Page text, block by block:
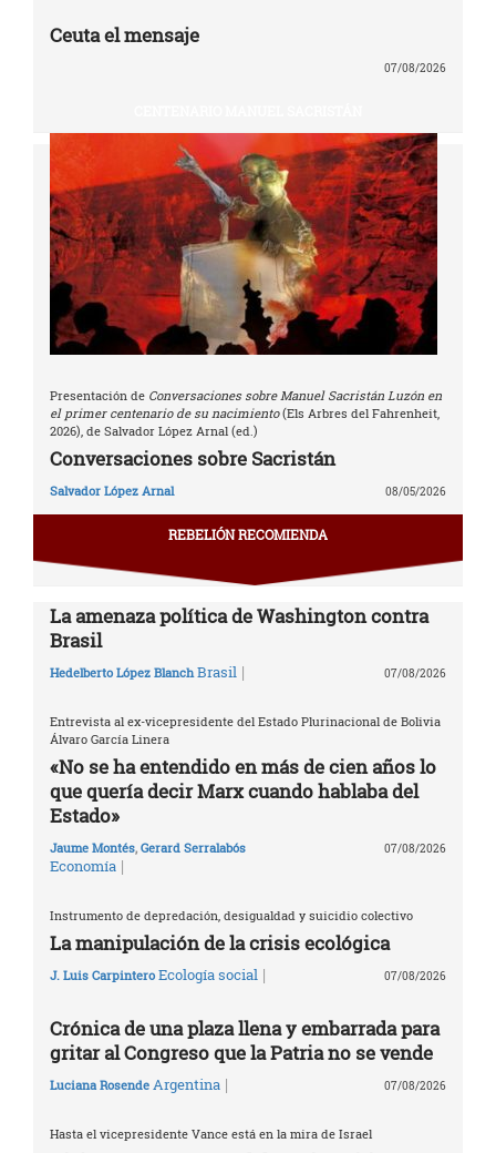
Ceuta el mensaje
07/08/2026
Presentación de Conversaciones sobre Manuel Sacristán Luzón en
el primer centenario de su nacimiento(Els Arbres del Fahrenheit,
2026), de Salvador López Arnal (ed.)
Conversaciones sobre Sacristán
Salvador López Arnal 08/05/2026
REBELIÓN RECOMIENDA
La amenaza política de Washington contra
Brasil
Hedelberto López Blanch Brasil | 07/08/2026
Entrevista al ex-vicepresidente del Estado Plurinacional de Bolivia
Álvaro García Linera
«No se ha entendido en más de cien años lo
que quería decir Marx cuando hablaba del
Estado»
Jaume Montés, Gerard Serralabós
Economía |
07/08/2026
Instrumento de depredación, desigualdad y suicidio colectivo
La manipulación de la crisis ecológica
J. Luis Carpintero Ecología social | 07/08/2026
Crónica de una plaza llena y embarrada para
gritar al Congreso que la Patria no se vende
Luciana Rosende Argentina | 07/08/2026
Hasta el vicepresidente Vance está en la mira de Israel